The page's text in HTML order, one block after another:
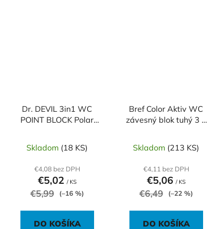
Dr. DEVIL 3in1 WC
POINT BLOCK Polar
Skladom (18 KS)
€4,08 bez DPH
€5,02 / KS
€5,99 (–16 %)
DO KOŠÍKA
Bref Color Aktiv WC
závesný blok tuhý 3 x
Skladom (213 KS)
€4,11 bez DPH
€5,06 / KS
€6,49 (–22 %)
DO KOŠÍKA